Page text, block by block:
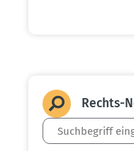
Rechts-